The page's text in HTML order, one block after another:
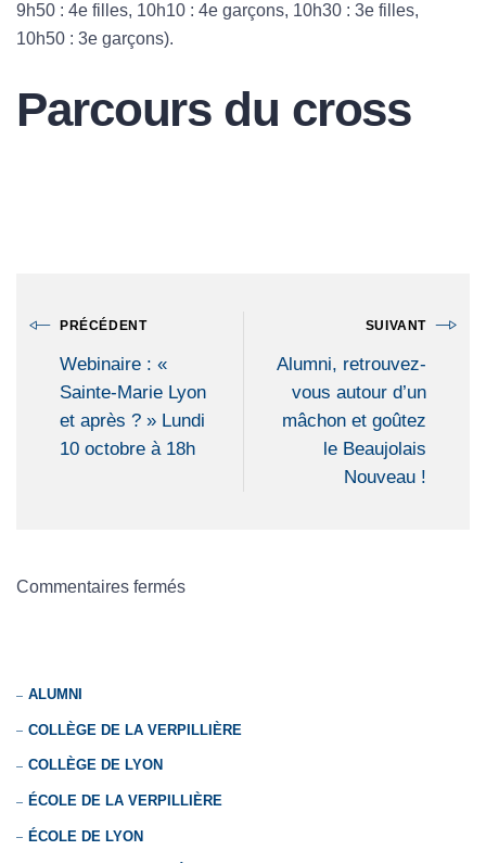
9h50 : 4e filles, 10h10 : 4e garçons, 10h30 : 3e filles,
10h50 : 3e garçons).
Parcours du cross
PRÉCÉDENT
Webinaire : «
Sainte-Marie Lyon
et après ? » Lundi
10 octobre à 18h
SUIVANT
Alumni, retrouvez-
vous autour d’un
mâchon et goûtez
le Beaujolais
Nouveau !
Commentaires fermés
ALUMNI
COLLÈGE DE LA VERPILLIÈRE
COLLÈGE DE LYON
ÉCOLE DE LA VERPILLIÈRE
ÉCOLE DE LYON